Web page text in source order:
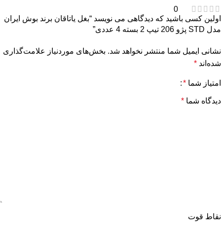
0
اولین کسی باشید که دیدگاهی می نویسد “بغل یاتاقان برند بوش ایران
مدل STD پژو 206 تیپ 2 بسته 4 عددی”
نشانی ایمیل شما منتشر نخواهد شد. بخش‌های موردنیاز علامت‌گذاری
شده‌اند *
امتیاز شما *
دیدگاه شما *
نقاط قوت